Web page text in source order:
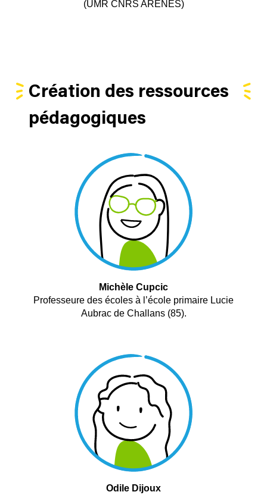
(UMR CNRS ARENES)
Création des ressources
pédagogiques
Michèle Cupcic
Professeure des écoles à l’école primaire Lucie
Aubrac de Challans (85).
Odile Dijoux